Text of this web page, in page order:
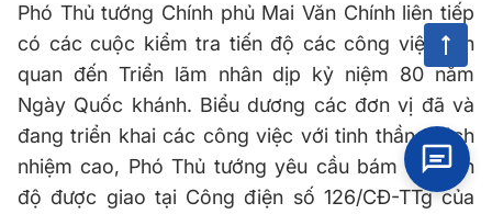
Phó Thủ tướng Chính phủ Mai Văn Chính liên tiếp
có các cuộc kiểm tra tiến độ các công việc liên
quan đến Triển lãm nhân dịp kỷ niệm 80 năm
Ngày Quốc khánh. Biểu dương các đơn vị đã và
đang triển khai các công việc với tinh thần, trách
nhiệm cao, Phó Thủ tướng yêu cầu bám sát tiến
độ được giao tại Công điện số 126/CĐ-TTg của